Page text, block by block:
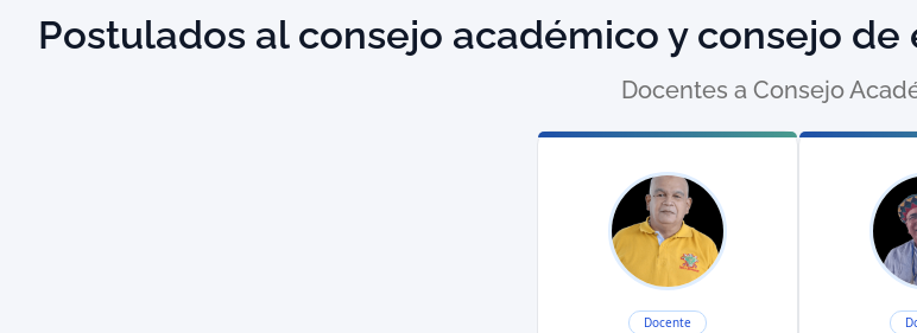
Postulados al consejo académico y consejo de
Docentes a Consejo
Docente